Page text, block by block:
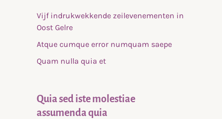
Vijf indrukwekkende zeilevenementen in
Oost Gelre
Atque cumque error numquam saepe
Quam nulla quia et
Quia sed iste molestiae
assumenda quia